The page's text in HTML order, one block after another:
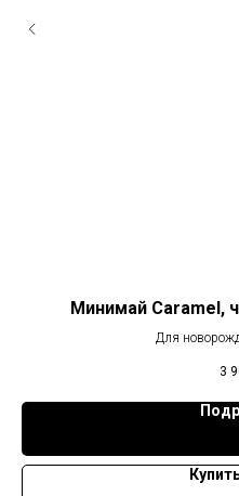
Минимай Caramel,
Для
3